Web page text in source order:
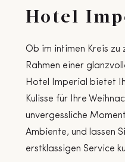
Hotel
Ob im intimen Kreis
Rahmen einer
Hotel Imperial bietet
Kulisse für Ihre
unvergessliche
Ambiente, und lassen
erstklassigen Service